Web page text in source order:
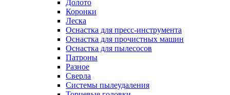
Долото
Коронки
Леска
Оснастка для пресс-инструмента
Оснастка для прочистных машин
Оснастка для пылесосов
Патроны
Разное
Сверла
Системы пылеудаления